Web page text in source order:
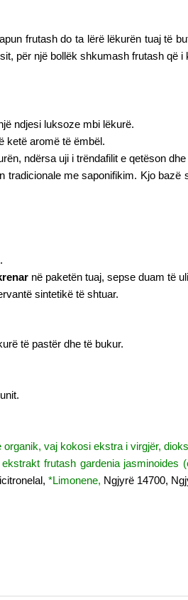
frutash do ta lërë lëkurën tuaj të
për një bollëk shkumash frutash që i
ndjesi luksoze mbi lëkurë.
ketë aromë të ëmbël.
ndërsa uji i trëndafilit e qetëson dhe
me saponifikim. Kjo
në paketën tuaj, sepse duam të
sintetikë të shtuar.
të pastër dhe të bukur.
organik, vaj kokosi ekstra i virgjër,
frutash gardenia jasminoides
*Limonene, Ngjyrë 14700,